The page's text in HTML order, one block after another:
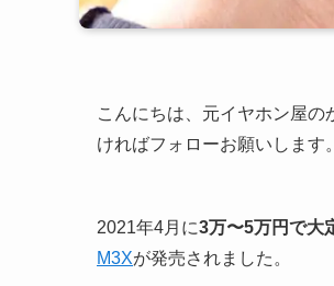
こんにちは、元イヤホン屋
ければフォローお願いします。
2021年4月に3万〜5万円で大
M3Xが発売されました。